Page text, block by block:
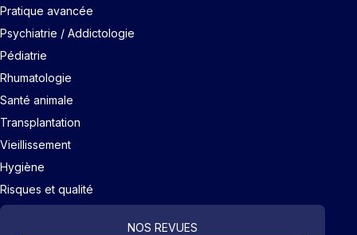
Pratique avancée
Psychiatrie / Addictologie
Pédiatrie
Rhumatologie
Santé animale
Transplantation
Vieillissement
Hygiène
Risques et qualité
NOS REVUES